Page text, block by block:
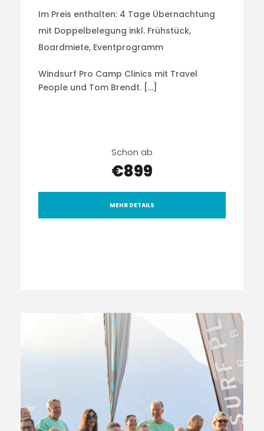
Im Preis enthalten: 4 Tage Übernachtung
mit Doppelbelegung inkl. Frühstück,
Boardmiete, Eventprogramm
Windsurf Pro Camp Clinics mit Travel
People und Tom Brendt. […]
Schon ab
€899
MEHR DETAILS